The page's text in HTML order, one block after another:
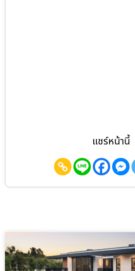
แชร์หน้านี้